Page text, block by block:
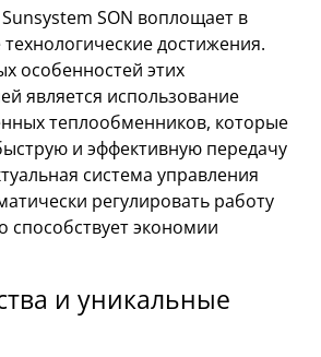
SON воплощает в
достижения.
особенностей этих
является использование
теплообменников, которые
и эффективную передачу
система управления
регулировать работу
способствует экономии
и уникальные